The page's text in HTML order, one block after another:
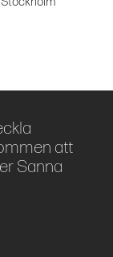
att
Sanna